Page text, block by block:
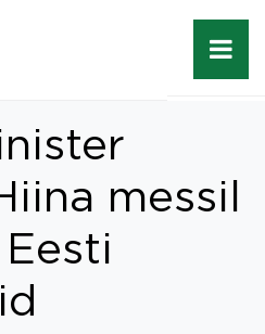
messil